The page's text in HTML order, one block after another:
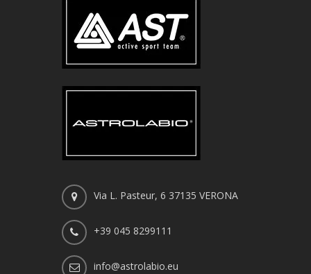
Via L. Pasteur, 6 37135 VERONA
+39 045 8299111
info@astrolabio.eu